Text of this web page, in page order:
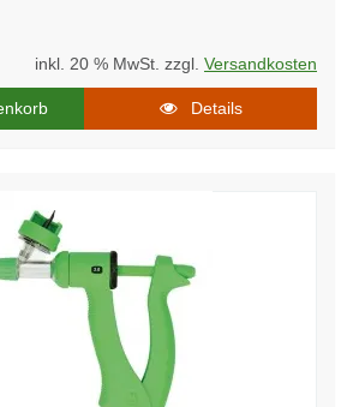
inkl. 20 % MwSt. zzgl. Versandkosten
Details